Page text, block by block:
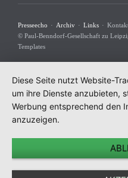
Navigation
überspringen
Presseecho Archiv Links
© Paul-Benndorf-Gesellschaft zu
Templates
Diese Seite nutzt Website-
um ihre Dienste anzubieten,
Werbung entsprechend den
anzuzeigen.